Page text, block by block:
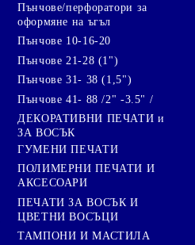
Пънчове/перфоратори за
оформяне на ъгъл
Пънчове 10-16-20
Пънчове 21-28 (1")
Пънчове 31- 38 (1,5")
Пънчове 41- 88 /2" -3.5" /
ДЕКОРАТИВНИ ПЕЧАТИ и
ЗА ВОСЪК
ГУМЕНИ ПЕЧАТИ
ПОЛИМЕРНИ ПЕЧАТИ И
АКСЕСОАРИ
ПЕЧАТИ ЗА ВОСЪК И
ЦВЕТНИ ВОСЪЦИ
ТАМПОНИ И МАСТИЛА